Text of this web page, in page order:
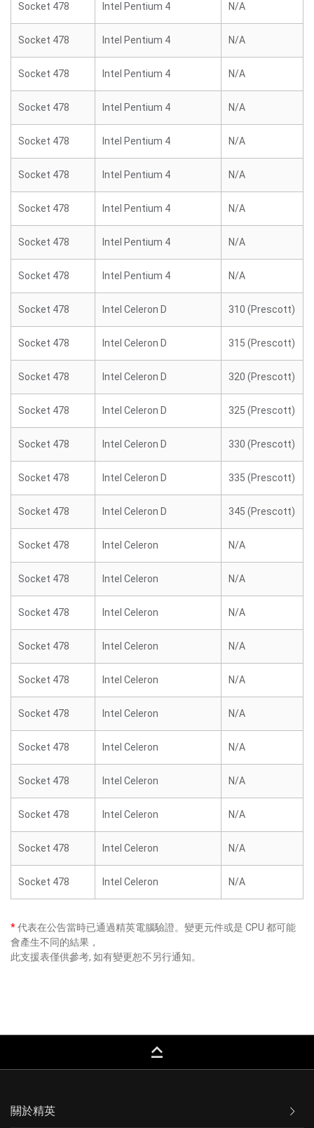
Socket 478 Intel Pentium 4 N/A
Socket 478 Intel Pentium 4 N/A
Socket 478 Intel Pentium 4 N/A
Socket 478 Intel Pentium 4 N/A
Socket 478 Intel Pentium 4 N/A
Socket 478 Intel Pentium 4 N/A
Socket 478 Intel Pentium 4 N/A
Socket 478 Intel Pentium 4 N/A
Socket 478 Intel Pentium 4 N/A
Socket 478 Intel Celeron D 310 (Prescott)
Socket 478 Intel Celeron D 315 (Prescott)
Socket 478 Intel Celeron D 320 (Prescott)
Socket 478 Intel Celeron D 325 (Prescott)
Socket 478 Intel Celeron D 330 (Prescott)
Socket 478 Intel Celeron D 335 (Prescott)
Socket 478 Intel Celeron D 345 (Prescott)
Socket 478 Intel Celeron N/A
Socket 478 Intel Celeron N/A
Socket 478 Intel Celeron N/A
Socket 478 Intel Celeron N/A
Socket 478 Intel Celeron N/A
Socket 478 Intel Celeron N/A
Socket 478 Intel Celeron N/A
Socket 478 Intel Celeron N/A
Socket 478 Intel Celeron N/A
Socket 478 Intel Celeron N/A
Socket 478 Intel Celeron N/A
*代表在公告當時已通過精英電腦驗證。變更元件或是 CPU 都可能
會產生不同的結果，
此支援表僅供參考, 如有變更恕不另行通知。
keyboard_capslock
關於精英